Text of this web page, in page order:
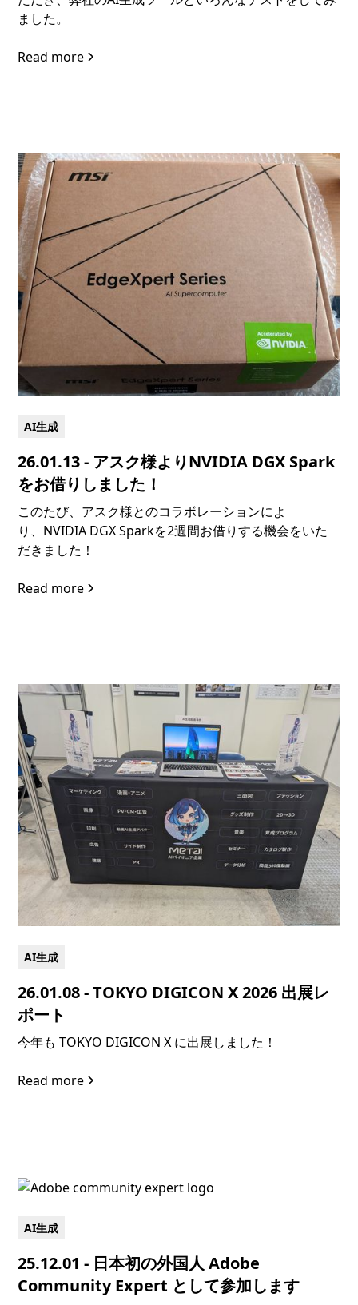
ました。
Read more
AI生成
26.01.13 - アスク様よりNVIDIA DGX Spark
をお借りしました！
このたび、アスク様とのコラボレーションによ
り、‍NVIDIA DGX Sparkを2週間お借りする機会をいた
だきました！
Read more
AI生成
26.01.08 - TOKYO DIGICON X 2026 出展レ
ポート
今年も TOKYO DIGICON X に出展しました！
Read more
AI生成
25.12.01 - 日本初の外国人 Adobe
Community Expert として参加します